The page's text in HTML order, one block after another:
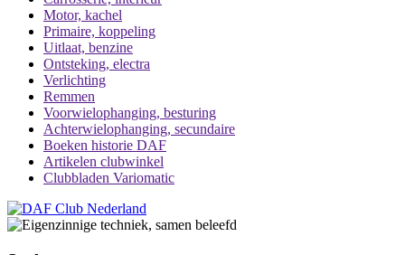
Motor, kachel
Primaire, koppeling
Uitlaat, benzine
Ontsteking, electra
Verlichting
Remmen
Voorwielophanging, besturing
Achterwielophanging, secundaire
Boeken historie DAF
Artikelen clubwinkel
Clubbladen Variomatic